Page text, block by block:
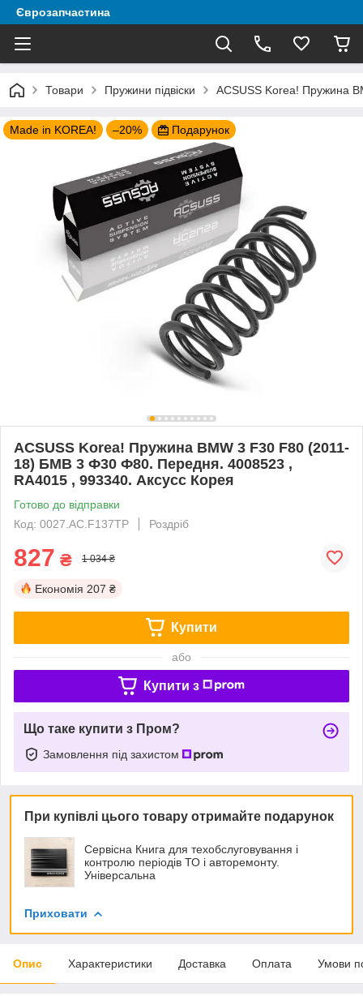
Єврозапчастина
Товари Пружини підвіски ACSUSS Korea! Пружина
Made in KOREA! –20% Подарунок
ACSUSS Korea! Пружина BMW 3 F30 F80 (2011-
18) БМВ 3 Ф30 Ф80. Передня. 4008523 ,
RA4015 , 993340. Аксусс Корея
Готово до відправки
Код: 0027.AC.F137TP
Роздріб
827 ₴ 1 034 ₴
Економія 207 ₴
Купити
або
Купити з
Що таке купити з Пром?
Замовлення під захистом
При купівлі цього товару отримайте подарунок
Сервісна Книга для техобслуговування і
контролю періодів ТО і авторемонту.
Універсальна
Приховати
Опис Характеристики Доставка Оплата Умови